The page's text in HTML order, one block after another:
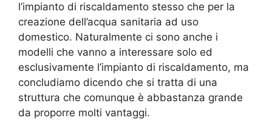
l’impianto di riscaldamento stesso che per la
creazione dell’acqua sanitaria ad uso
domestico. Naturalmente ci sono anche i
modelli che vanno a interessare solo ed
esclusivamente l’impianto di riscaldamento, ma
concludiamo dicendo che si tratta di una
struttura che comunque è abbastanza grande
da proporre molti vantaggi.